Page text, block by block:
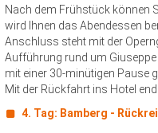
Nach dem Frühstück können
wird Ihnen das Abendessen
Anschluss steht mit der
Aufführung rund um Giuseppe
mit einer 30-minütigen Pause
Mit der Rückfahrt ins Hotel
4. Tag: Bamberg -